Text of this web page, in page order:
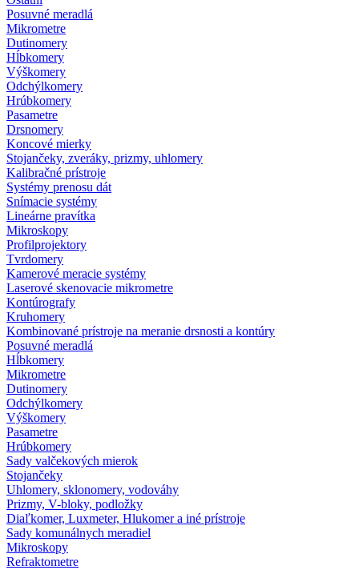
Posuvné meradlá
Mikrometre
Dutinomery
Hĺbkomery
Výškomery
Odchýlkomery
Hrúbkomery
Pasametre
Drsnomery
Koncové mierky
Stojančeky, zveráky, prizmy, uhlomery
Kalibračné prístroje
Systémy prenosu dát
Snímacie systémy
Lineárne pravítka
Mikroskopy
Profilprojektory
Tvrdomery
Kamerové meracie systémy
Laserové skenovacie mikrometre
Kontúrografy
Kruhomery
Kombinované prístroje na meranie drsnosti a kontúry
Posuvné meradlá
Hĺbkomery
Mikrometre
Dutinomery
Odchýlkomery
Výškomery
Pasametre
Hrúbkomery
Sady valčekových mierok
Stojančeky
Uhlomery, sklonomery, vodováhy
Prizmy, V-bloky, podložky
Diaľkomer, Luxmeter, Hlukomer a iné prístroje
Sady komunálnych meradiel
Mikroskopy
Refraktometre